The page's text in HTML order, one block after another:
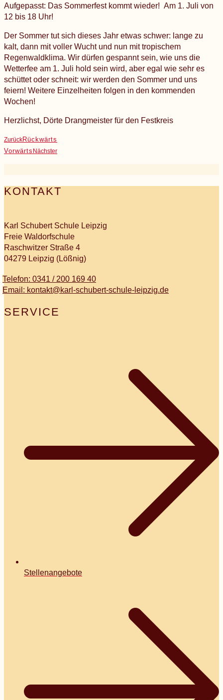
Aufgepasst: Das Sommerfest kommt wieder! Am 1. Juli von
12 bis 18 Uhr!
Der Sommer tut sich dieses Jahr etwas schwer: lange zu
kalt, dann mit voller Wucht und nun mit tropischem
Regenwaldklima. Wir dürfen gespannt sein, wie uns die
Wetterfee am 1. Juli hold sein wird, aber egal wie sehr es
schüttet oder schneit: wir werden den Sommer und uns
feiern! Weitere Einzelheiten folgen in den kommenden
Wochen!
Herzlichst, Dörte Drangmeister für den Festkreis
ZurückRückwärts
Vorwärts Nächster
KONTAKT
Karl Schubert Schule Leipzig
Freie Waldorfschule
Raschwitzer Straße 4
04279 Leipzig (Lößnig)
Telefon: 0341 / 200 169 40
Email: kontakt@karl-schubert-schule-leipzig.de
SERVICE
Stellenangebote